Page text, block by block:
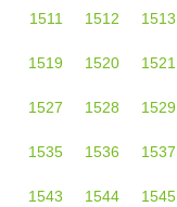
1511 1512 1513
1519 1520 1521
1527 1528 1529
1535 1536 1537
1543 1544 1545